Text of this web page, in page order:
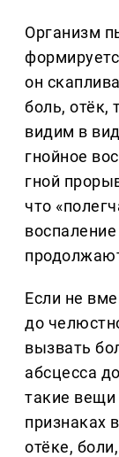
Организм
он
боль, отёк,
видим в
гнойное
гной
что
Если не
до
вызвать
абсцесса
такие
признаках
отёке,